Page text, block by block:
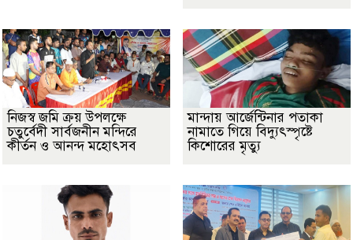
নিজস্ব জমি ক্রয় উপলক্ষে
চতুর্বেদী সার্বজনীন মন্দিরে
কীর্তন ও আনন্দ মহোৎসব
মান্দায় আর্জেন্টিনার পতাকা
নামাতে গিয়ে বিদ্যুৎস্পৃষ্টে
কিশোরের মৃত্যু